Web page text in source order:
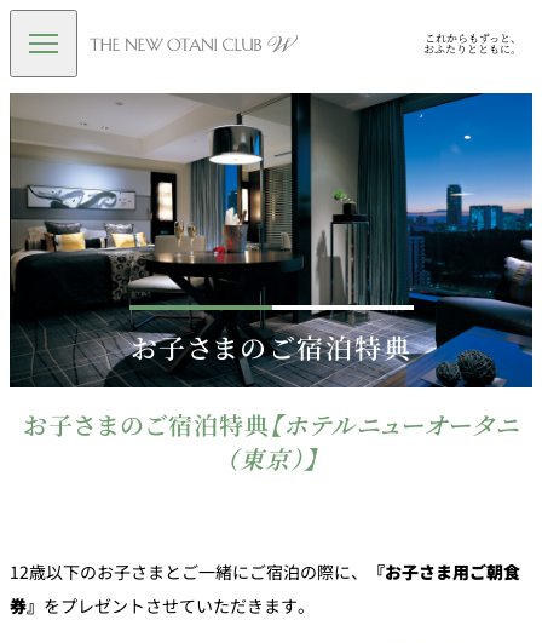
お子さまのご宿泊特典
お子さまのご宿泊特典【ホテルニューオータニ
（東京）】
12歳以下のお子さまとご一緒にご宿泊の際に、
『お子さま用ご朝食
券』 をプレゼントさせていただきます。